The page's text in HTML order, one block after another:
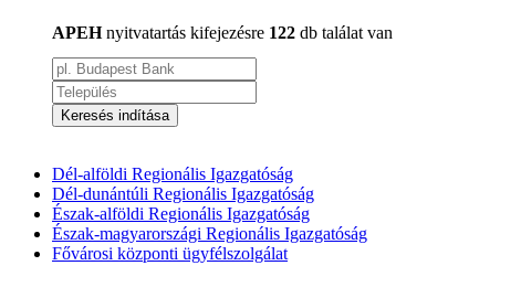
APEHnyitvatartás kifejezésre 122 db találat van
Keresés indítása
Dél-alföldi Regionális Igazgatóság
Dél-dunántúli Regionális Igazgatóság
Észak-alföldi Regionális Igazgatóság
Észak-magyarországi Regionális Igazgatóság
Fővárosi központi ügyfélszolgálat